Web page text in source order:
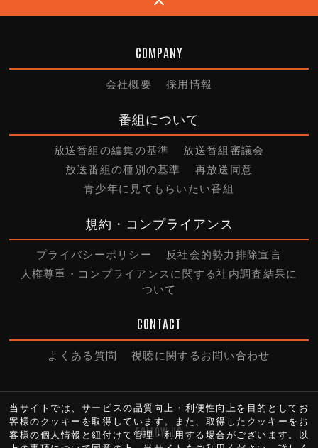
COMPANY
会社概要 採用情報
番組について
放送番組の編集の基準
放送番組審議会
放送番組の種別の基準
再放送同意
青少年に見てもらいたい番組
規約・コンプライアンス
プライバシーポリシー
反社会的勢力排除宣言
人権尊重・コンプライアンスに関する社内調査結果に
ついて
CONTACT
よくある質問 視聴に関するお問い合わせ
FOLLOW US
当サイトでは、サービスの品質向上・利便性向上を目的としてお
客様のクッキーを取得しています。また、取得したクッキーをお
客様の個人情報と紐付けて管理・利用する場合がございます。以